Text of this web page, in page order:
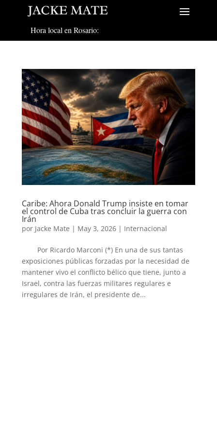
Hora local en Rosario:
Caribe: Ahora Donald Trump insiste en tomar
el control de Cuba tras concluir la guerra con
Irán
por Jacke Mate | May 3, 2026| Internacional
Por Ricardo Marconi (*) En una de sus tantas
exposiciones públicas forzadas por la necesidad de
mantener vivo el conflicto bélico que tiene, junto a
Israel, contra las fuerzas militares regulares e
irregulares de Irán, el presidente de...